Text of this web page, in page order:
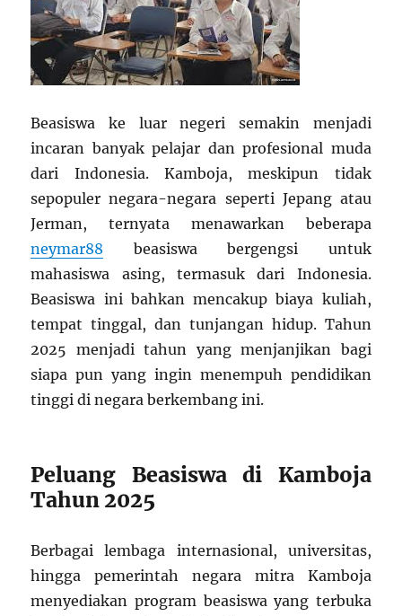
Beasiswa ke luar negeri semakin menjadi
incaran banyak pelajar dan profesional muda
dari Indonesia. Kamboja, meskipun tidak
sepopuler negara-negara seperti Jepang atau
Jerman, ternyata menawarkan beberapa
neymar88 beasiswa bergengsi untuk
mahasiswa asing, termasuk dari Indonesia.
Beasiswa ini bahkan mencakup biaya kuliah,
tempat tinggal, dan tunjangan hidup. Tahun
2025 menjadi tahun yang menjanjikan bagi
siapa pun yang ingin menempuh pendidikan
tinggi di negara berkembang ini.
Peluang Beasiswa di Kamboja
Tahun 2025
Berbagai lembaga internasional, universitas,
hingga pemerintah negara mitra Kamboja
menyediakan program beasiswa yang terbuka